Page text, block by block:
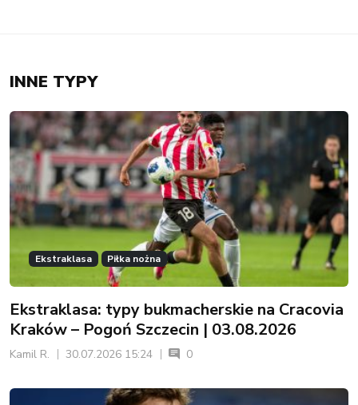
INNE TYPY
Ekstraklasa Piłka nożna
Ekstraklasa: typy bukmacherskie na Cracovia
Kraków – Pogoń Szczecin | 03.08.2026
Kamil R. 30.07.2026 15:24 0